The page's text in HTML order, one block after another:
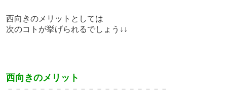
西向きのメリットとしては
次のコトが挙げられるでしょう↓↓
西向きのメリット
－－－－－－－－－－－－－－－－－－－－